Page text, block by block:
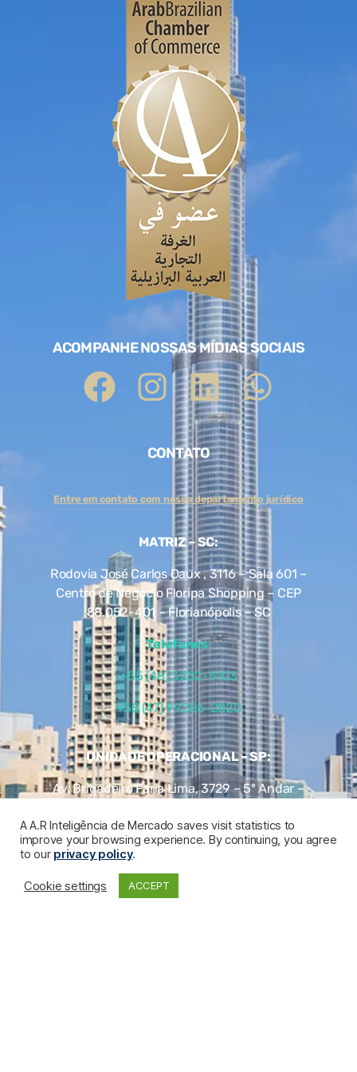
ACOMPANHE NOSSAS MÍDIAS SOCIAIS
CONTATO
Entre em contato com nosso departamento jurídico
MATRIZ – SC:
Rodovia José Carlos Daux , 3116 – Sala 601 –
Centro de Negócio Floripa Shopping – CEP
88.052-401 – Florianópolis – SC
Telefones:
+55 (48) 3202-5103
+55 (47) 99286-2820
UNIDADE OPERACIONAL – SP:
Av. Brigadeiro Faria Lima, 3729 – 5º Andar –
Telefone:+55 (11) 2657-7272
04538-905 – São Paulo – SP
A A.R Inteligência de Mercado saves visit statistics to
improve your browsing experience. By continuing, you agree
to our privacy policy.
Cookie settings ACCEPT